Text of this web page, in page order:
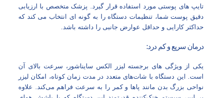
تایپ‌ های پوستی مورد استفاده قرار گیرد. پزشک متخصص با ارزیابی
دقیق پوست شما، تنظیمات دستگاه را به گونه‌ ای انتخاب می‌ کند که
حداکثر کارایی و حداقل عوارض جانبی را داشته باشد.
درمان سریع و کم‌ درد:
یکی از ویژگی‌ های برجسته لیزر الکس سایناشور، سرعت بالای آن
است. این دستگاه با شات‌های متعدد در مدت زمان کوتاه، امکان لیزر
نواحی بزرگ بدن مانند پاها و کمر را به سرعت فراهم می‌کند. علاوه